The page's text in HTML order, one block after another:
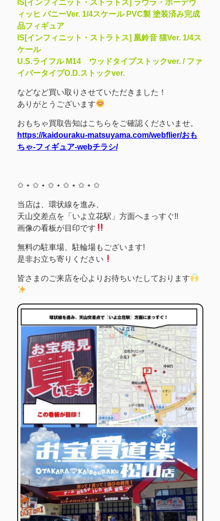
IS[インフィニット・ストラトス] ラウラ・ボーデヴ
ィッヒ バニーVer. 1/4スケール PVC製 塗装済み完成
品フィギュア
IS[インフィニット・ストラトス] 凰鈴音 猫Ver. 1/4ス
ケール
U.S.ライフル M14 ウッドタイプストックver. / ファ
イバータイプO.D.ストックver.
などなど買い取りさせていただきました！
ありがとうございます
おもちゃ買取告知はこちらをご確認くださいませ。
https://kaidouraku-matsuyama.com/webflier/おも
ちゃ-フィギュア-webチラシ/
✩ ⋆ ✩ ⋆ ✩ ⋆ ✩ ⋆ ✩ ⋆ ✩
当店は、環状線を進み、
天山交差点を「いよ立花駅」方面へまっすぐ!!
画像の看板が目印です
無料の駐車場、駐輪場もございます!
是非お立ち寄りください
皆さまのご来店を心よりお待ちいたしております